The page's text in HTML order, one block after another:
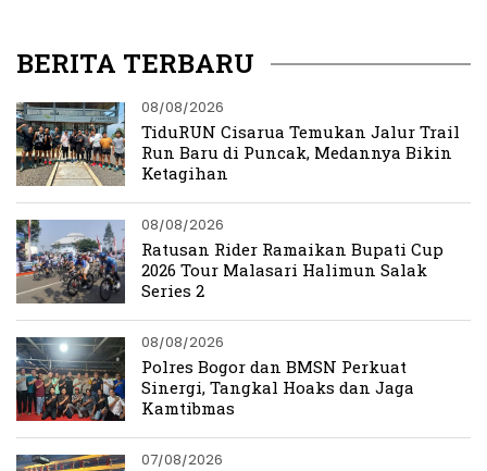
BERITA TERBARU
08/08/2026
TiduRUN Cisarua Temukan Jalur Trail
Run Baru di Puncak, Medannya Bikin
Ketagihan
08/08/2026
Ratusan Rider Ramaikan Bupati Cup
2026 Tour Malasari Halimun Salak
Series 2
08/08/2026
Polres Bogor dan BMSN Perkuat
Sinergi, Tangkal Hoaks dan Jaga
Kamtibmas
07/08/2026